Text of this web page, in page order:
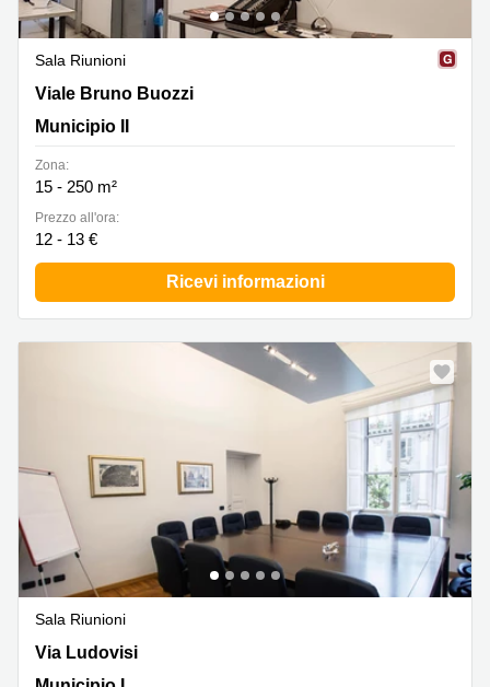
Sala Riunioni
Viale Bruno Buozzi 47, Municipio II
Viale Bruno Buozzi
Municipio II
Zona:
15 - 250 m²
Prezzo all'ora:
12 - 13 €
Ricevi informazioni
Sala Riunioni
Via Ludovisi, 35, Municipio I
Via Ludovisi